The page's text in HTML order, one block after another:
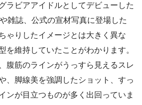
ラビアアイドルとしてデビューした
雑誌、公式の宣材写真に登場した
ゃりしたイメージとは大きく異な
を維持していたことがわかります。
腹筋のラインがうっすら見えるスレ
、脚線美を強調したショット、すっ
ンが目立つものが多く出回っていま